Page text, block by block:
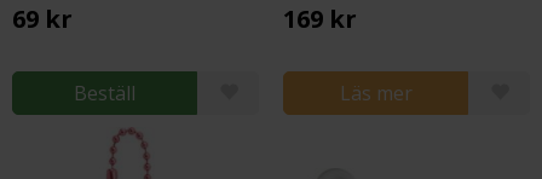
69 kr
Beställ
169 kr
Läs mer